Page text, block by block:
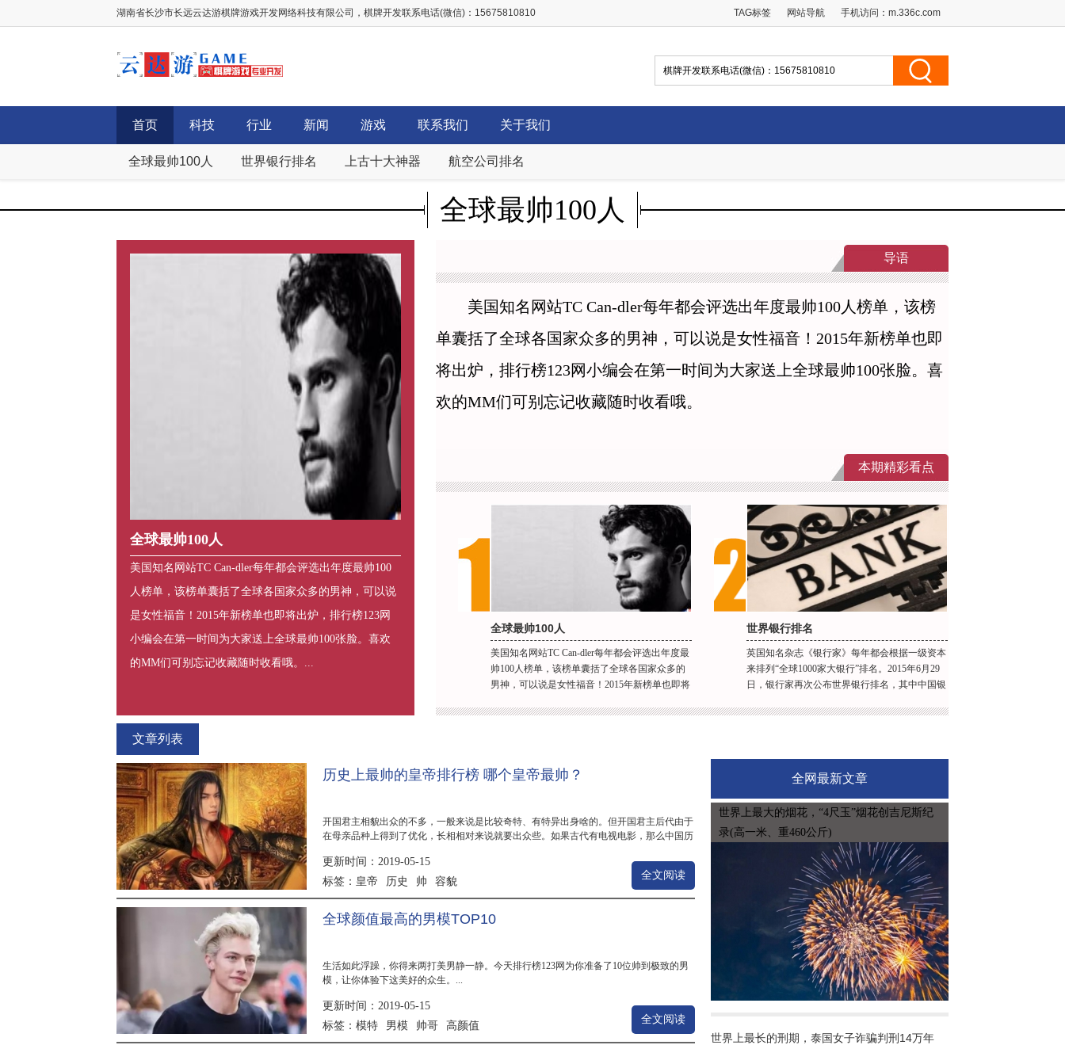
湖南省长沙市长远云达游棋牌游戏开发网络科技有限公司，棋牌开发联系电话(微信)：15675810810 TAG标签 网站导航 手机访问： m.336c.com
首页 科技 行业 新闻 游戏 联系我们 关于我们
全球最帅100人 世界银行排名 上古十大神器 航空公司排名
全球最帅100人
全球最帅100人
美国知名网站TC Can-dler每年都会评选出年度最帅100
人榜单，该榜单囊括了全球各国家众多的男神，可以说
是女性福音！2015年新榜单也即将出炉，排行榜123网
小编会在第一时间为大家送上全球最帅100张脸。喜欢
的MM们可别忘记收藏随时收看哦。...
导语
美国知名网站TC Can-dler每年都会评选出年度最帅100人榜单，该榜
单囊括了全球各国家众多的男神，可以说是女性福音！2015年新榜单也即
将出炉，排行榜123网小编会在第一时间为大家送上全球最帅100张脸。喜
欢的MM们可别忘记收藏随时收看哦。
本期精彩看点
全球最帅100人
美国知名网站TC Can-dler每年都会评选出年度最
帅100人榜单，该榜单囊括了全球各国家众多的
男神，可以说是女性福音！2015年新榜单也即将
上全球最帅100张脸。喜欢的MM们可别忘记收
世界银行排名
英国知名杂志《银行家》每年都会根据一级资本
来排列“全球1000家大银行”排名。2015年6月29
日，银行家再次公布世界银行排名，其中中国银
共有117家银行入榜，在入榜银行数量上位居第
文章列表
历史上最帅的皇帝排行榜 哪个皇帝最帅？
开国君主相貌出众的不多，一般来说是比较奇特、有特异出身啥的。但开国君主后代由于
在母亲品种上得到了优化，长相相对来说就要出众些。如果古代有电视电影，那么中国历
更新时间：2019-05-15
标签： 皇帝 历史 帅 容貌 全文阅读
全球颜值最高的男模TOP10
生活如此浮躁，你得来两打美男静一静。今天排行榜123网为你准备了10位帅到极致的男
模，让你体验下这美好的众生。...
更新时间：2019-05-15
标签： 模特 男模 帅哥 高颜值 全文阅读
全网最新文章
世界上最大的烟花，“4尺玉”烟花创吉尼斯纪
录(高一米、重460公斤)
世界上最长的刑期，泰国女子诈骗判刑14万年